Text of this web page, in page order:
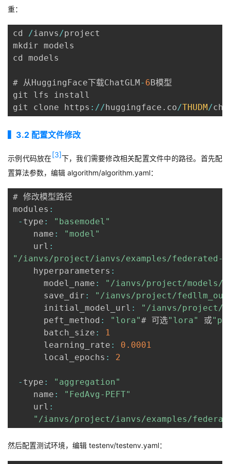
重：
cd /ianvs/project
mkdir models
cd models
# 从HuggingFace下载ChatGLM - 6 B模型
git lfs install
git clone https : // huggingface . co/THUDM/
▍3.2 配置文件修改
示例代码放在[3]下，我们需要修改相关配置文件中的路径。首先配
置算法参数，编辑 algorithm/algorithm.yaml：
# 修改模型路径
modules :
- type :
"basemodel"
    name
:
"model"
    url
:
"/ianvs/project/ianvs/examples/
    hyperparameters
:
      model_name
:
"/ianvs/project/models/
      save_dir
:
"/ianvs/project/
      initial_model_url
:
"/ianvs/project/
      peft_method
: "lora"# 可选"lora" 或
      batch_size
:
1
      learning_rate
:
0.0001
      local_epochs
: 2
- type :
"aggregation"
    name
:
"FedAvg-PEFT"
    url
:
"/ianvs/project/ianvs/examples/
然后配置测试环境，编辑 testenv/testenv.yaml：